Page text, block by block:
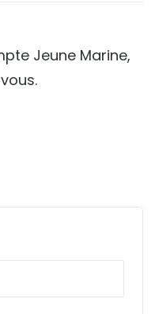
Jeune Marine,